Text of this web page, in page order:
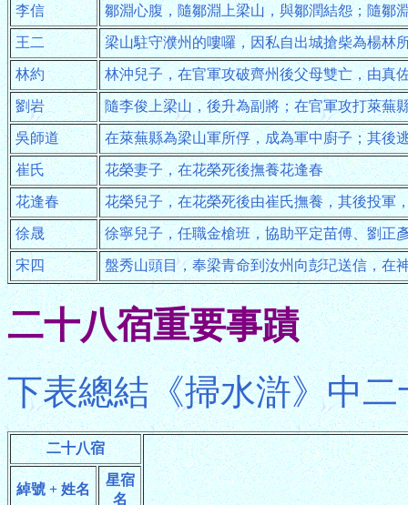
李信 鄒淵心腹，隨鄒淵上梁山，與鄒潤結怨；隨鄒
王二 梁山駐守濮州的嘍囉，因私自出城搶柴為楊林
林約 林沖兒子，在官軍攻破齊州後父母雙亡，由真
劉岩 隨李俊上梁山，後升為副將；在官軍攻打萊蕪
吳師道 在萊蕪縣為梁山軍所俘，成為軍中廚子；其後
崔氏 花榮妻子，在花榮死後撫養花逢春
花逢春 花榮兒子，在花榮死後由崔氏撫養，其後投軍
徐晟 徐寧兒子，任職金槍班，協助平定苗傅、劉正
宋四 盤秀山頭目，奉梁青命到汝州向彭玘送信，在
二十八宿重要事蹟
下表總結《掃水滸》中
二十八宿
綽號 + 姓名
星宿
名